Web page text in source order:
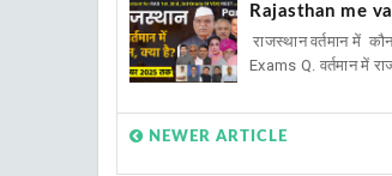
Rajasthan me
राजस्थान वर्तमान में
Exams Q. वर्तमान में
NEWER ARTICLE